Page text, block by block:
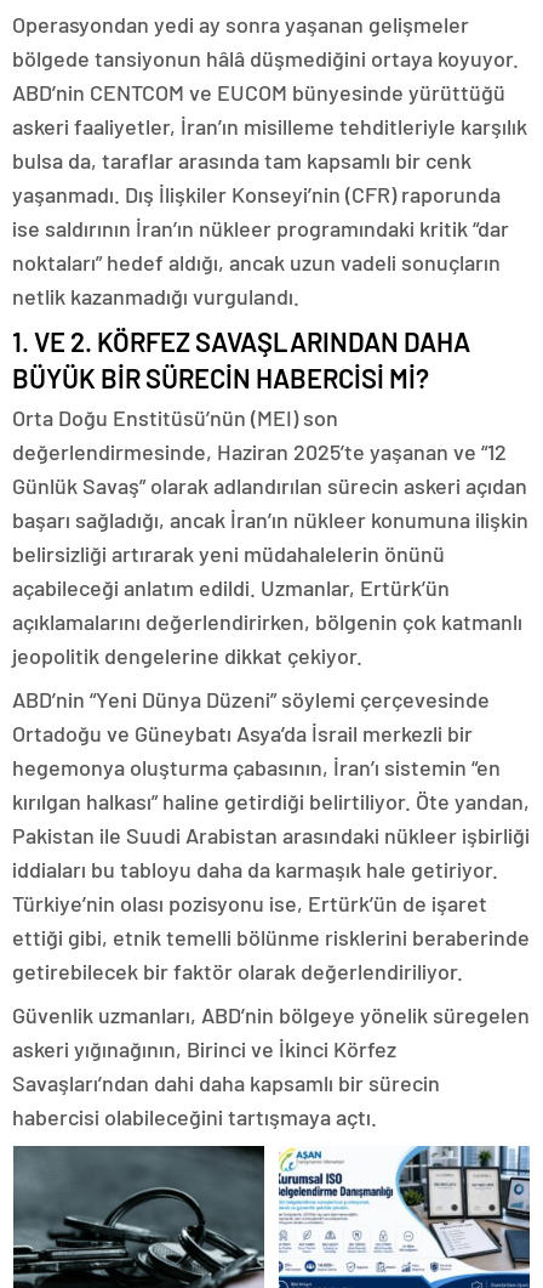
Operasyondan yedi ay sonra yaşanan gelişmeler
bölgede tansiyonun hâlâ düşmediğini ortaya koyuyor.
ABD’nin CENTCOM ve EUCOM bünyesinde yürüttüğü
askeri faaliyetler, İran’ın misilleme tehditleriyle karşılık
bulsa da, taraflar arasında tam kapsamlı bir cenk
yaşanmadı. Dış İlişkiler Konseyi’nin (CFR) raporunda
ise saldırının İran’ın nükleer programındaki kritik “dar
noktaları” hedef aldığı, ancak uzun vadeli sonuçların
netlik kazanmadığı vurgulandı.
1. VE 2. KÖRFEZ SAVAŞLARINDAN DAHA
BÜYÜK BİR SÜRECİN HABERCİSİ Mİ?
Orta Doğu Enstitüsü’nün (MEI) son
değerlendirmesinde, Haziran 2025’te yaşanan ve “12
Günlük Savaş” olarak adlandırılan sürecin askeri açıdan
başarı sağladığı, ancak İran’ın nükleer konumuna ilişkin
belirsizliği artırarak yeni müdahalelerin önünü
açabileceği anlatım edildi. Uzmanlar, Ertürk’ün
açıklamalarını değerlendirirken, bölgenin çok katmanlı
jeopolitik dengelerine dikkat çekiyor.
ABD’nin “Yeni Dünya Düzeni” söylemi çerçevesinde
Ortadoğu ve Güneybatı Asya’da İsrail merkezli bir
hegemonya oluşturma çabasının, İran’ı sistemin “en
kırılgan halkası” haline getirdiği belirtiliyor. Öte yandan,
Pakistan ile Suudi Arabistan arasındaki nükleer işbirliği
iddiaları bu tabloyu daha da karmaşık hale getiriyor.
Türkiye’nin olası pozisyonu ise, Ertürk’ün de işaret
ettiği gibi, etnik temelli bölünme risklerini beraberinde
getirebilecek bir faktör olarak değerlendiriliyor.
Güvenlik uzmanları, ABD’nin bölgeye yönelik süregelen
askeri yığınağının, Birinci ve İkinci Körfez
Savaşları’ndan dahi daha kapsamlı bir sürecin
habercisi olabileceğini tartışmaya açtı.